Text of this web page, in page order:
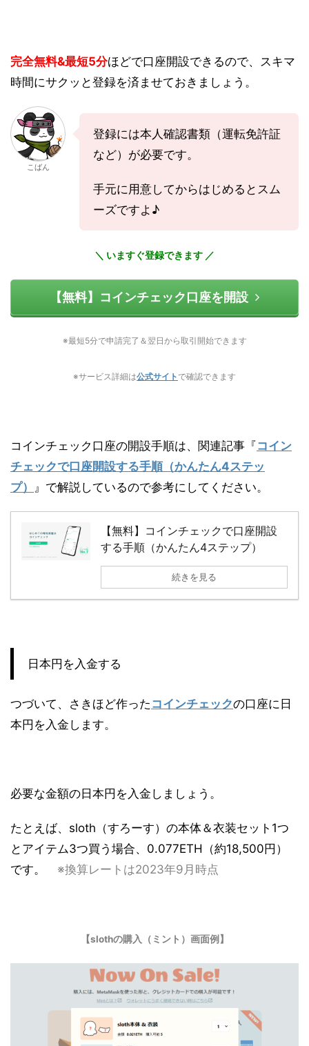
完全無料&最短5分ほどで口座開設できるので、スキマ
時間にサクッと登録を済ませておきましょう。
こばん
登録には本人確認書類（運転免許証
など）が必要です。
手元に用意してからはじめるとスム
ーズですよ♪
＼ いますぐ登録できます ／
【無料】コインチェック口座を開設
※最短5分で申請完了＆翌日から取引開始できます
※サービス詳細は公式サイト で確認できます
コインチェック口座の開設手順は、関連記事『コイン
チェックで口座開設する手順（かんたん4ステッ
プ） 』で解説しているので参考にしてください。
【無料】コインチェックで口座開設
する手順（かんたん4ステップ）
続きを見る
日本円を入金する
つづいて、さきほど作った コインチェックの口座に日
本円を入金します。
必要な金額の日本円を入金しましょう。
たとえば、sloth（すろーす）の本体＆衣装セット1つ
とアイテム3つ買う場合、0.077ETH（約18,500円）
です。 ※換算レートは2023年9月時点
【slothの購入（ミント）画面例】